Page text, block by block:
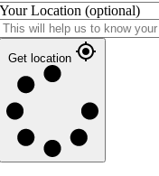
Your Location (optional)
Get location